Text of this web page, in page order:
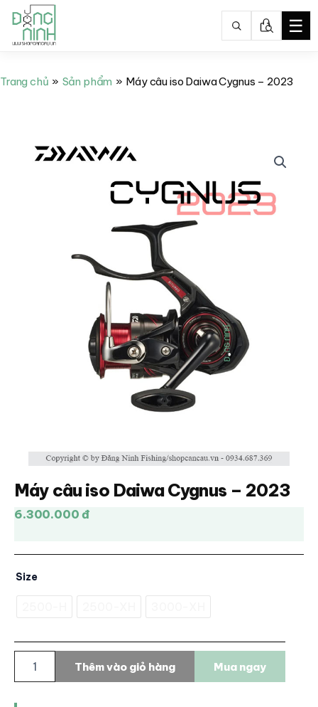
tới
☰
Trang chủ Sản phẩm Máy câu iso Daiwa Cygnus – 2023
Máy câu iso Daiwa Cygnus – 2023
6.300.000 đ
Size
iso
Daiwa
Thêm vào giỏ hàng Mua ngay